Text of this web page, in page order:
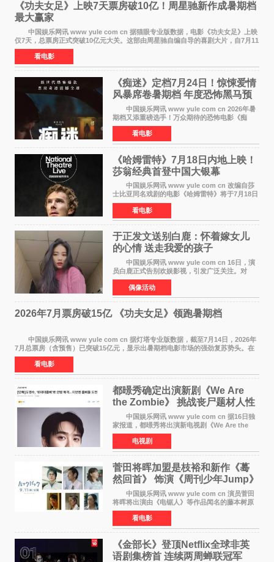
《功夫女足》上映7天票房破10亿！周星驰新作成暑期档
最大赢家
中国娱乐网讯 www yule com cn 据猫眼专业版数据，电影《功夫女足》上映
仅7天，总票房正式突破10亿元大关。这部由周星驰自编自导的喜剧大片，自7月11
日公映以来便展现出惊人的市场统治力。
看电影
《痴迷》定档7月24日！惊悚爱情
风暴席卷暑期档 年度恐怖黑马预
中国娱乐网讯 www yule com cn 2026年暑
期档又添重磅选手！万众期待的恐怖电影《痴
迷》今日正式官宣定档，将于7月24日登陆内地各
大院线。这部被业内专家誉为新世代爆款恐怖电
影的作品，将为
看电影
《哈姆雷特》7月18日内地上映！
莎翁经典首登中国大银幕
中国娱乐网讯 www yule com cn 改编自莎
士比亚同名戏剧的电影《哈姆雷特》将于7月18日
在中国内地上映。这部跨越四百年的文学经典被
搬上大银幕，为观众带来一场视觉与听觉的双重
盛宴。 《
看电影
于正发文送别白鹿：怀着嫁女儿
的心情 送走我爱的孩子
中国娱乐网讯 www yule com cn 16日，演
员白鹿正式告别欢娱影视，引发广泛关注。对
此，欢娱影视创始人于正在社交平台发文回应，
字里行间流露不舍与祝福。 于正透露，以前
每次有演员到期不
偶像活动
2026年7月票房破15亿 《功夫女足》领跑暑期档
中国娱乐网讯 www yule com cn 据灯塔专业版数据，截至7月14日，2026年
7月总票房（含预售）已突破15亿元，显示出暑期档电影市场的强劲复苏势头。在
众多上映影片中，《功夫女足》《小黄人与大
看电影
都暻秀确定出演新剧《We Are
the Zombie》 挑战丧尸题材人性
喜剧
中国娱乐网讯 www yule com cn 据16日独
家报道，都暻秀将出演新电视剧《We Are the
Zombie》，在剧中饰演主演金仁钟一角，挑战与
以往丧尸题材截然不同的人性喜剧。 新剧
《We Are t
电视剧
菅田将晖加盟是枝裕和新作《蓦
然回首》 饰演《周刊少年Jump》
编辑
中国娱乐网讯 www yule com cn 演员菅田
将晖将出演由《电锯人》等作品闻名的藤本树原
作漫画改编的电影《蓦然回首》（是枝裕和导
演）。菅田饰演的角色是初中时代两位主人公带
着完成的作品前去
看电影
《金部长》登顶Netflix全球非英
语剧集榜首 连续两周蝉联冠军